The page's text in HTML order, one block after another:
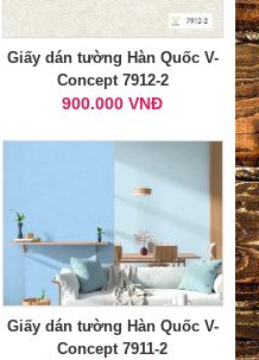
Giấy dán tường Hàn Quốc V-
Concept 7912-2
900.000 VNĐ
Giấy dán tường Hàn Quốc V-
Concept 7911-2